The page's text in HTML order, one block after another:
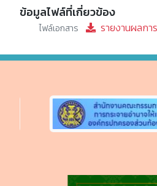
ข้อมูลไฟล์ที่เกี่ยวข้อง
ไฟล์เอกสาร รายงานผลก
Previous